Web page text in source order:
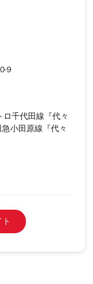
9
千代田線『代々
小田原線『代々